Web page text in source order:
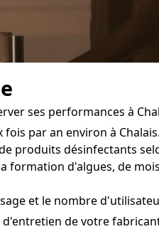
ses performances à
par an environ à Chalais.
produits désinfectants
formation d'algues, de
et le nombre
de votre